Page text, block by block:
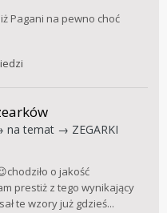
Pagani na pewno choć
na temat → ZEGARKI
o jakość
prestiż z tego wynikający
te wzory już gdzieś...